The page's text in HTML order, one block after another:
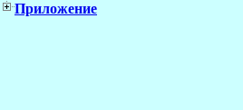
Приложение